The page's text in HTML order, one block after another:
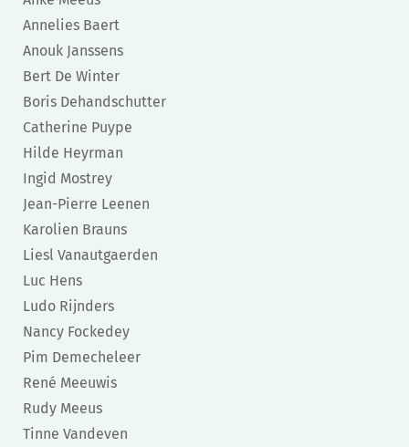
Annelies Baert
Anouk Janssens
Bert De Winter
Boris Dehandschutter
Catherine Puype
Hilde Heyrman
Ingid Mostrey
Jean-Pierre Leenen
Karolien Brauns
Liesl Vanautgaerden
Luc Hens
Ludo Rijnders
Nancy Fockedey
Pim Demecheleer
René Meeuwis
Rudy Meeus
Tinne Vandeven